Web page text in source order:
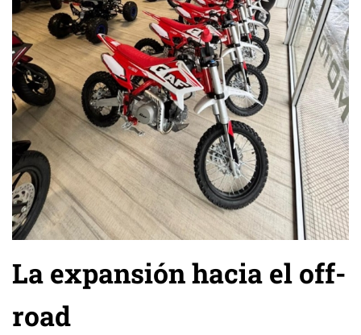
La expansión hacia el off-
road